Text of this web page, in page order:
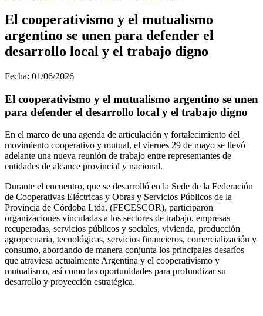
El cooperativismo y el mutualismo
argentino se unen para defender el
desarrollo local y el trabajo digno
Fecha: 01/06/2026
El cooperativismo y el mutualismo argentino se unen
para defender el desarrollo local y el trabajo digno
En el marco de una agenda de articulación y fortalecimiento del
movimiento cooperativo y mutual, el viernes 29 de mayo se llevó
adelante una nueva reunión de trabajo entre representantes de
entidades de alcance provincial y nacional.
Durante el encuentro, que se desarrolló en la Sede de la Federación
de Cooperativas Eléctricas y Obras y Servicios Públicos de la
Provincia de Córdoba Ltda. (FECESCOR), participaron
organizaciones vinculadas a los sectores de trabajo, empresas
recuperadas, servicios públicos y sociales, vivienda, producción
agropecuaria, tecnológicas, servicios financieros, comercialización y
consumo, abordando de manera conjunta los principales desafíos
que atraviesa actualmente Argentina y el cooperativismo y
mutualismo, así como las oportunidades para profundizar su
desarrollo y proyección estratégica.